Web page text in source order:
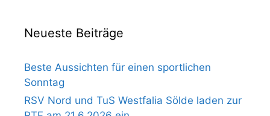
Neueste Beiträge
Beste Aussichten für einen sportlichen
Sonntag
RSV Nord und TuS Westfalia Sölde laden zur